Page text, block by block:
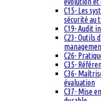
C15- Les
sécurité au
C19- Audit
C23- Outils
C26-
C35-
C36-
évaluation
C37- Mise